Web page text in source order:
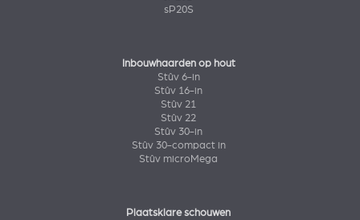
sP20S
Inbouwhaarden op hout
Stûv 6-in
Stûv 16-in
Stûv 21
Stûv 22
Stûv 30-in
Stûv 30-compact in
Stûv microMega
Plaatsklare schouwen